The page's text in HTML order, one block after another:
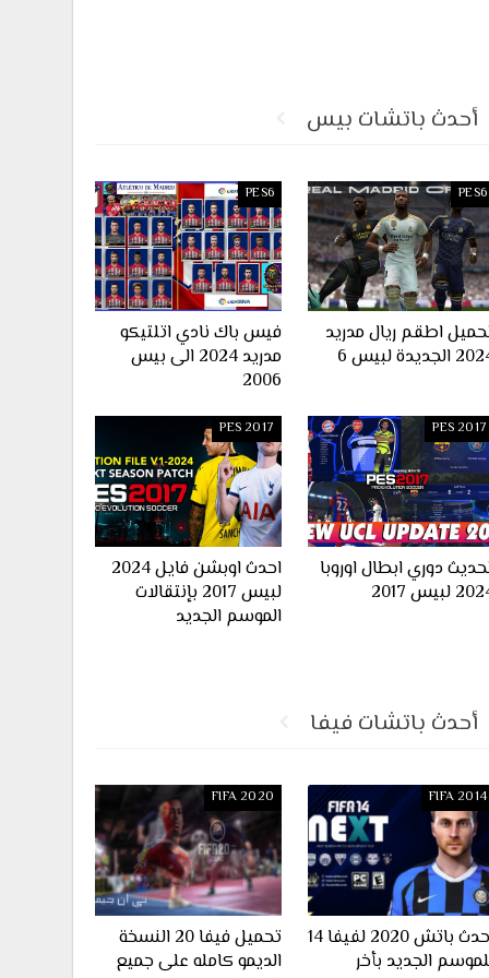
أحدث باتشات بيس
PES6
اطقم ريال مدريد
لبيس 6
PES6
فيس باك نادي اتلتيكو
مدريد 2024 الى بيس
2006
PES 2017
دوري ابطال اوروبا
لبيس 2017
PES 2017
احدث اوبشن فايل 2024
لبيس 2017 بإنتقالات
الموسم الجديد
أحدث باتشات فيفا
FIFA 2014
احدث باتش 2020 لفيفا 14
الجديد بأخر
FIFA 2020
تحميل فيفا 20 النسخة
الديمو كامله على جميع